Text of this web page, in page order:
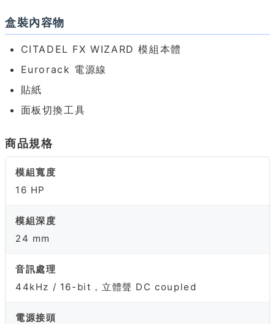
盒裝內容物
CITADEL FX WIZARD 模組本體
Eurorack 電源線
貼紙
面板切換工具
商品規格
模組寬度
16 HP
模組深度
24 mm
音訊處理
44kHz / 16-bit，立體聲 DC coupled
電源接頭